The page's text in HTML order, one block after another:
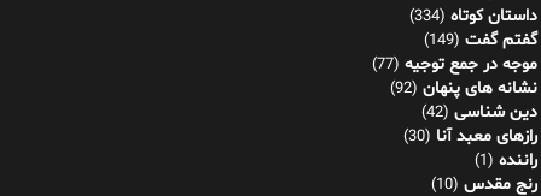
داستان کوتاه (334)
گفتم گفت (149)
موجه در جمع توجیه (77)
نشانه های پنهان (92)
دین شناسی (42)
رازهای معبد آنا (30)
راننده (1)
رنج مقدس (10)